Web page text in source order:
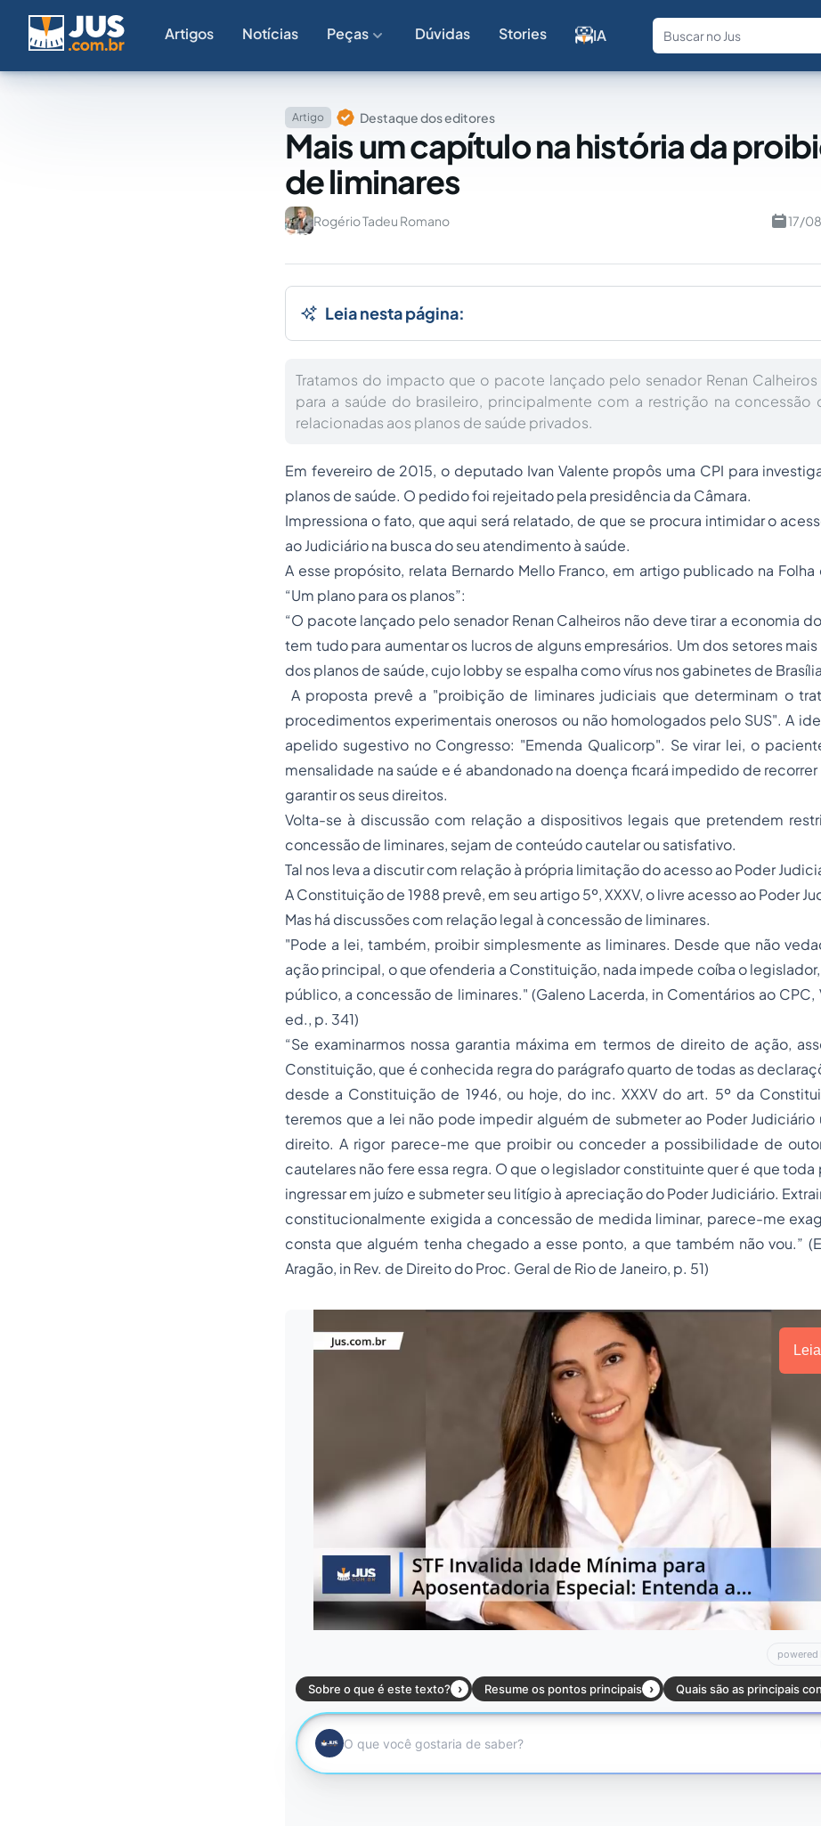
Artigos Notícias Peças Dúvidas Stories IA
Fale com a IA
Artigo Destaque dos editores
Mais um capítulo na história da
de liminares
Rogério Tadeu Romano 17/
Leia nesta página:
Tratamos do impacto que o pacote lançado pelo senador Renan
para a saúde do brasileiro, principalmente com a restrição na concessão
relacionadas aos planos de saúde privados.
Em fevereiro de 2015, o deputado Ivan Valente propôs uma CPI para
planos de saúde. O pedido foi rejeitado pela presidência da Câmara.
Impressiona o fato, que aqui será relatado, de que se procura intimidar o
ao Judiciário na busca do seu atendimento à saúde.
A esse propósito, relata Bernardo Mello Franco, em artigo publicado na Folha
“Um plano para os planos”:
“O pacote lançado pelo senador Renan Calheiros não deve tirar a economia
tem tudo para aumentar os lucros de alguns empresários. Um dos setores
dos planos de saúde, cujo lobby se espalha como vírus nos gabinetes de
A proposta prevê a "proibição de liminares judiciais que determinam o
procedimentos experimentais onerosos ou não homologados pelo SUS". A
apelido sugestivo no Congresso: "Emenda Qualicorp". Se virar lei, o
mensalidade na saúde e é abandonado na doença ficará impedido de recorrer
garantir os seus direitos.
Volta-se à discussão com relação a dispositivos legais que pretendem
concessão de liminares, sejam de conteúdo cautelar ou satisfativo.
Tal nos leva a discutir com relação à própria limitação do acesso ao Poder
A Constituição de 1988 prevê, em seu artigo 5º, XXXV, o livre acesso ao Poder
Mas há discussões com relação legal à concessão de liminares.
"Pode a lei, também, proibir simplesmente as liminares. Desde que não
ação principal, o que ofenderia a Constituição, nada impede coíba o
público, a concessão de liminares." (Galeno Lacerda, in Comentários ao CPC,
ed., p. 341)
“Se examinarmos nossa garantia máxima em termos de direito de ação,
Constituição, que é conhecida regra do parágrafo quarto de todas as
desde a Constituição de 1946, ou hoje, do inc. XXXV do art. 5º da
teremos que a lei não pode impedir alguém de submeter ao Poder Judiciário
direito. A rigor parece-me que proibir ou conceder a possibilidade de
cautelares não fere essa regra. O que o legislador constituinte quer é que toda
ingressar em juízo e submeter seu litígio à apreciação do Poder Judiciário.
constitucionalmente exigida a concessão de medida liminar, parece-me
consta que alguém tenha chegado a esse ponto, a que também não vou.”
Aragão, in Rev. de Direito do Proc. Geral de Rio de Janeiro, p. 51)